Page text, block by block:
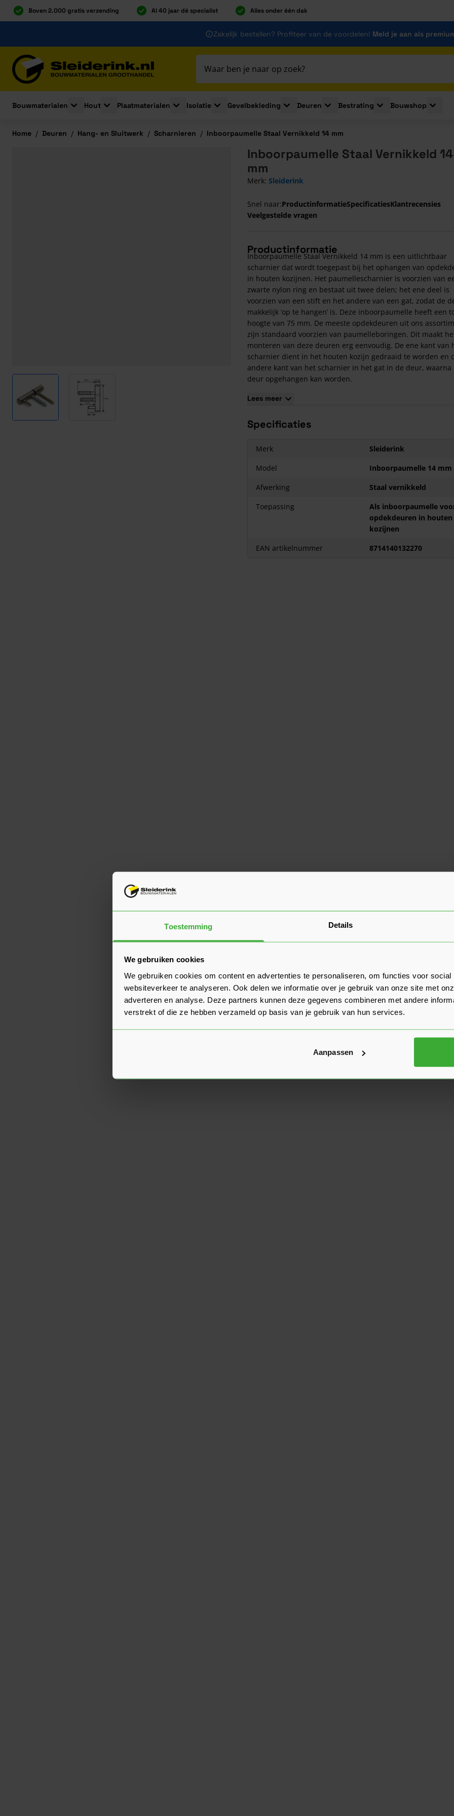
Toestemming Details
We gebruiken cookies
We gebruiken cookies om content en advertenties te personaliseren, om functies voor
websiteverkeer te analyseren. Ook delen we informatie over je gebruik van onze site met
adverteren en analyse. Deze partners kunnen deze gegevens combineren met andere
verstrekt of die ze hebben verzameld op basis van je gebruik van hun services.
Aanpassen
Boven 2.000 gratis verzending Al 40 jaar dé specialist Alles onder één dak
Zakelijk bestellen? Profiteer van de voordelen! Meld je aan als
Bouwmaterialen
Toggle submenu for Bouwmaterialen
Hout
Toggle submenu for Hout
Plaatmaterialen
Toggle submenu for Plaatmaterialen
Isolatie
Toggle submenu for Isolatie
Gevelbekleding
Toggle submenu for Gevelbekleding
Deuren
Toggle submenu for Deuren
Bestrating
Toggle submenu for
Bouwshop
Home / Deuren / Hang- en Sluitwerk / Scharnieren / Inboorpaumelle Staal Vernikkeld 14 mm
View larger imageView larger image
Inboorpaumelle Staal Vernikkeld 14
mm
Merk: Sleiderink
Snel naar:ProductinformatieSpecificatiesKlantrecensies
Veelgestelde vragen
Productinformatie
Inboorpaumelle Staal Vernikkeld 14 mm is een uitlichtbaar
scharnier dat wordt toegepast bij het ophangen van
in houten kozijnen. Het paumellescharnier is voorzien van
zwarte nylon ring en bestaat uit twee delen; het ene deel is
voorzien van een stift en het andere van een gat, zodat de
makkelijk ‘op te hangen’ is. Deze inboorpaumelle heeft een
hoogte van 75 mm. De meeste opdekdeuren uit ons
zijn standaard voorzien van paumelleboringen. Dit maakt
monteren van deze deuren erg eenvoudig. De ene kant van
scharnier dient in het houten kozijn gedraaid te worden en
andere kant van het scharnier in het gat in de deur, waarna
deur opgehangen kan worden.
Draagvermogen Inboorpaumelle Staal Vernikkeld 14
stuks een draagvermogen van zo'n 20 kg en bij 3 stuks is dit
Lees meer
Specificaties
Merk
Sleiderink
Model
Inboorpaumelle 14 mm
Afwerking
Staal vernikkeld
Toepassing
Als inboorpaumelle
opdekdeuren in houten
kozijnen
EAN artikelnummer
8714140132270